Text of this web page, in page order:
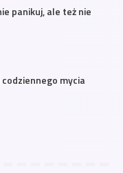
panikuj, ale też nie
mycia